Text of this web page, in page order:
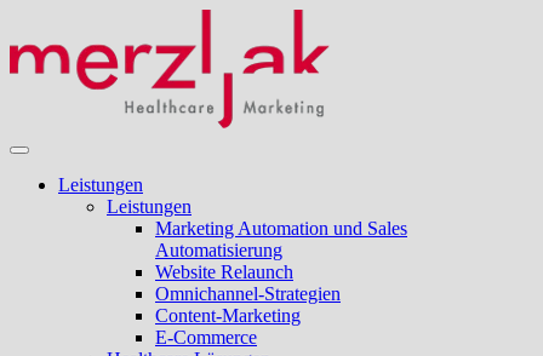
Leistungen
Leistungen
Marketing Automation und Sales
Automatisierung
Website Relaunch
Omnichannel-Strategien
Content-Marketing
E-Commerce